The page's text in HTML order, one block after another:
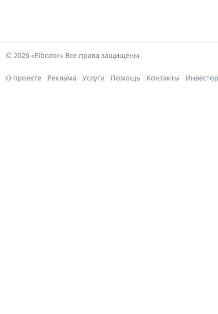
© 2026 «Elbozor» Все права защищены
О проекте Реклама Услуги Помощь Контакты